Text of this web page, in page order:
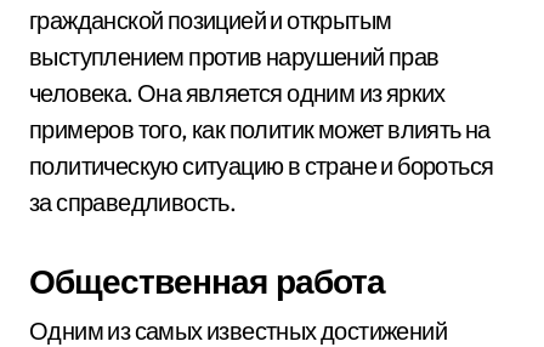
гражданской позицией и открытым
выступлением против нарушений прав
человека. Она является одним из ярких
примеров того, как политик может влиять на
политическую ситуацию в стране и бороться
за справедливость.
Общественная работа
Одним из самых известных достижений